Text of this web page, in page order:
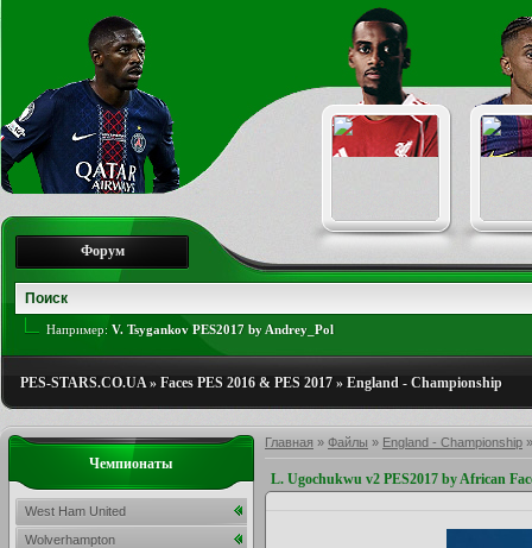
Форум
Например: V. Tsygankov PES2017 by Andrey_Pol
PES-STARS.CO.UA» Faces PES 2016 & PES 2017 » England - Championship
Главная » Файлы » England - Championship
L. Ugochukwu v2 PES2017 by African
Чемпионаты
West Ham United
Wolverhampton